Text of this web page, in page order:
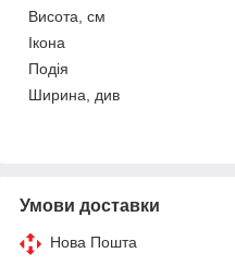
Висота, см
Ікона
Подія
Ширина, див
Умови доставки
Нова Пошта